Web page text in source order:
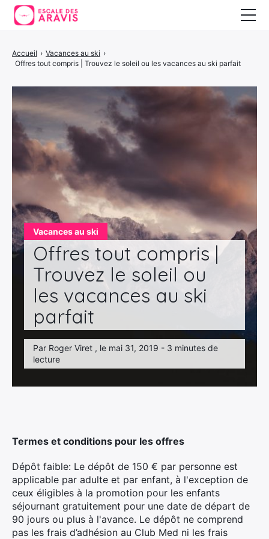
Vacances au ski
Offres tout compris |
Trouvez le soleil ou
les vacances au ski
parfait
Par Roger Viret , le mai 31, 2019 - 3 minutes de
lecture
Accueil › Vacances au ski ›
Offres tout compris | Trouvez le soleil ou les vacances au ski parfait
Termes et conditions pour les offres
Dépôt faible: Le dépôt de 150 € par personne est
applicable par adulte et par enfant, à l'exception de
ceux éligibles à la promotion pour les enfants
séjournant gratuitement pour une date de départ de
90 jours ou plus à l'avance. Le dépôt ne comprend
pas les frais d’adhésion au Club Med ni les frais
Vacances d’été
Vacances en Espagne